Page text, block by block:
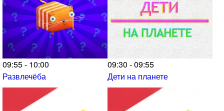
09:55 - 10:00
Развлечёба
09:30 - 09:55
Дети на планете